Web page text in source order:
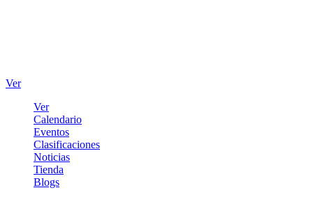
Ver
Ver
Calendario
Eventos
Clasificaciones
Noticias
Tienda
Blogs